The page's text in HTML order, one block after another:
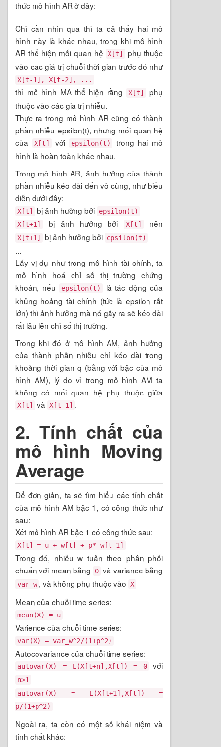
thức mô hình AR ở đây:
Chỉ cần nhìn qua thì ta đã thấy hai mô
hình này là khác nhau, trong khi mô hình
AR thể hiện mối quan hệ
X[t]
phụ thuộc
vào các giá trị chuỗi thời gian trước đó như
X[t-1], X[t-2], ...
thì mô hình MA thể hiện rằng X[t]
phụ
thuộc vào các giá trị nhiễu.
Thực ra trong mô hình AR cũng có thành
phần nhiễu epsilon(t), nhưng mối quan hệ
của
X[t] với epsilon(t)
trong hai mô
hình là hoàn toàn khác nhau.
Trong mô hình AR, ảnh hưởng của thành
phần nhiễu kéo dài đến vô cùng, như biểu
diễn dưới đây:
X[t] bị ảnh hưởng bởi epsilon(t)
X[t+1]
bị ảnh hưởng bởi X[t] nên
X[t+1] bị ảnh hưởng bởi epsilon(t)
...
Lấy vị dụ như trong mô hình tài chính, ta
mô hình hoá chỉ số thị trường chứng
khoán, nếu
epsilon(t)
là tác động của
khủng hoảng tài chính (tức là epsilon rất
lớn) thì ảnh hưởng mà nó gây ra sẽ kéo dài
rất lâu lên chỉ số thị trường.
Trong khi đó ở mô hình AM, ảnh hưởng
của thành phần nhiễu chỉ kéo dài trong
khoảng thời gian q (bằng với bậc của mô
hình AM), lý do vì trong mô hình AM ta
không có mối quan hệ phụ thuộc giữa
X[t] và X[t-1] .
2. Tính chất của
mô hình Moving
Average
Để đơn giản, ta sẽ tìm hiểu các tính chất
của mô hình AM bậc 1, có công thức như
sau:
Xét mô hình AR bậc 1 có công thức sau:
X[t] = u + w[t] + p* w[t-1]
Trong đó, nhiễu w tuân theo phân phối
chuẩn với mean bằng
0 và variance bằng
var_w , và không phụ thuộc vào X
Mean của chuỗi time series:
mean(X) = u
Varience của chuỗi time series:
var(X) = var_w^2/(1+p^2)
Autocovariance của chuỗi time series:
autovar(X) = E(X[t+n],X[t]) = 0 với
n>1
autovar(X) = E(X[t+1],X[t]) =
p/(1+p^2)
Ngoài ra, ta còn có một số khái niệm và
tính chất khác: